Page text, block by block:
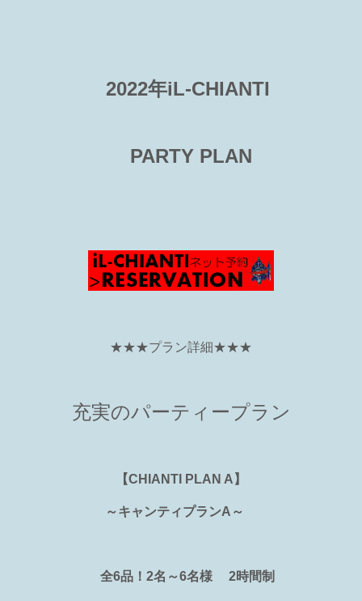
2022年iL-CHIANTI
PARTY PLAN
★★★プラン詳細★★★
充実のパーティープラン
【CHIANTI PLAN A 】
～キャンティプランA ～
全6品！ 2名～6名様 2時間制